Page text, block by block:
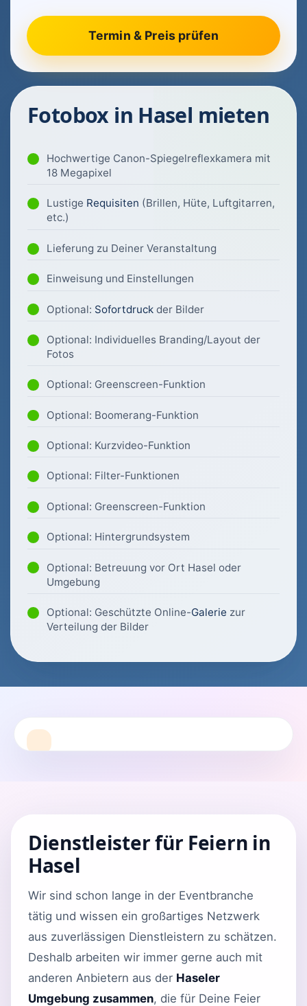
Fotobox in Hasel mieten
Hochwertige Canon-Spiegelreflexkamera mit
18 Megapixel
Lustige Requisiten (Brillen, Hüte, Luftgitarren,
etc.)
Lieferung zu Deiner Veranstaltung
Einweisung und Einstellungen
Optional: Sofortdruck der Bilder
Optional: Individuelles Branding/Layout der
Fotos
Optional: Greenscreen-Funktion
Optional: Boomerang-Funktion
Optional: Kurzvideo-Funktion
Optional: Filter-Funktionen
Optional: Greenscreen-Funktion
Optional: Hintergrundsystem
Optional: Betreuung vor Ort Hasel oder
Umgebung
Optional: Geschützte Online-Galerie zur
Verteilung der Bilder
Dienstleister für Feiern in
Hasel
Wir sind schon lange in der Eventbranche
tätig und wissen ein großartiges Netzwerk
aus zuverlässigen Dienstleistern zu schätzen.
Deshalb arbeiten wir immer gerne auch mit
anderen Anbietern aus der Haseler
Umgebung zusammen, die für Deine Feier